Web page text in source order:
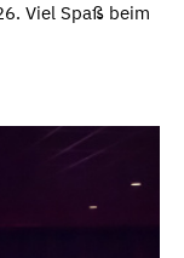
Viel Spaß beim